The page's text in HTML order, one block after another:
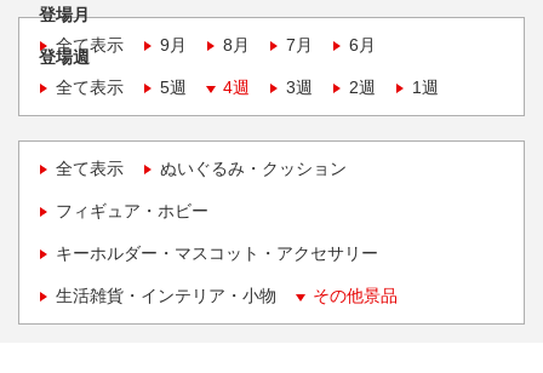
登場月
全て表示
9月 8月 7月 6月
登場週
全て表示
5週 4週 3週 2週 1週
全て表示 ぬいぐるみ・クッション
フィギュア・ホビー
キーホルダー・マスコット・アクセサリー
生活雑貨・インテリア・小物 その他景品